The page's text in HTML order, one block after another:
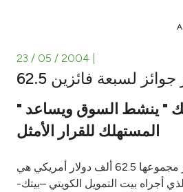
Investment
Ways to bank
Tools & Services
A
23 / 05 / 2004
جوائز لسبعة فائزين
" حول اتجاهك " ينشط السوق ويساعد
المستهلك للقرار الأمثل
فاز سبعة عملاء بجوائز مجموعها 62.5 ألف دولار أمريكي هي
أجراه بيت التمويل الكويتي –بيتك-